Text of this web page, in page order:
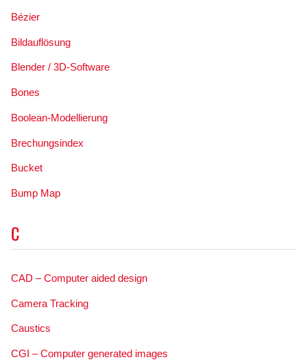
Bézier
Bildauflösung
Blender / 3D-Software
Bones
Boolean-Modellierung
Brechungsindex
Bucket
Bump Map
C
CAD – Computer aided design
Camera Tracking
Caustics
CGI – Computer generated images